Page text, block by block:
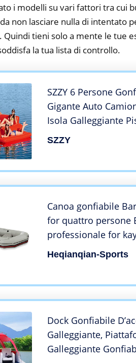
i modelli su vari fattori tra cui
non lasciare nulla di intentato
Quindi tieni solo a mente le tue
la tua lista di controllo.
SZZY 6 Persone
Gigante Auto
Isola Galleggiante
Spiaggia Festa
SZZY
Canoa gonfiabile
for quattro persone
professionale for
Battello pneumatico
spesso
Heqianqian-Sports
Dock Gonfiabile
Galleggiante,
Galleggiante